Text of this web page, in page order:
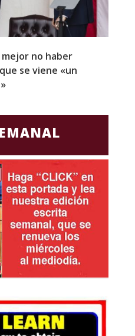
no haber
se viene «un